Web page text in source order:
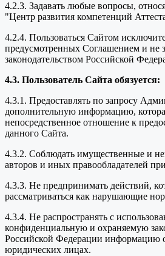
4.2.3. Задавать любые вопросы,
"Центр развития компетенций
4.2.4. Пользоваться Сайтом
предусмотренных Соглашением и не
законодательством Российской
4.3. Пользователь Сайта обязуется:
4.3.1. Предоставлять по запросу
дополнительную информацию,
непосредственное отношение к
данного Сайта.
4.3.2. Соблюдать имущественные и
авторов и иных правообладателей
4.3.3. Не предпринимать действий,
рассматриваться как нарушающие
4.3.4. Не распространять с
конфиденциальную и охраняемую
Российской Федерации информацию
юридических лицах.